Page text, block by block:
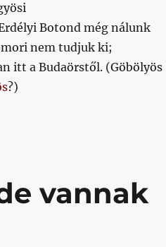
Botond még nálunk
nem tudjuk ki;
itt a Budaörstől. (Göbölyös
?)
vannak